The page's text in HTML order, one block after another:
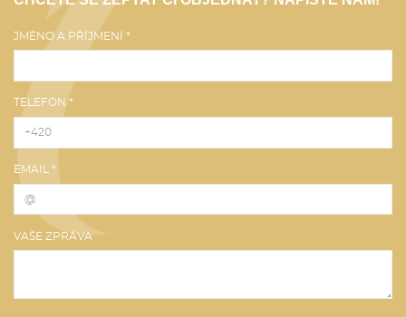
JMÉNO A PŘÍJMENÍ *
TELEFON *
EMAIL *
VAŠE ZPRÁVA